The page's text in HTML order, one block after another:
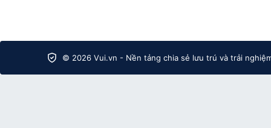
© 2026 Vui.vn - Nền tảng chia sẻ lưu trú và trải